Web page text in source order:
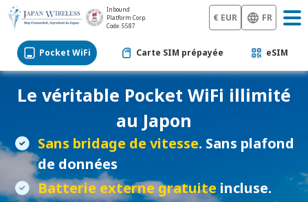
Inbound
Platform Corp.
Code: 5587
€ EUR FR
Pocket WiFi Carte SIM prépayée eSIM
Le véritable Pocket WiFi illimité
au Japon
Sans bridage de vitesse. Sans plafond
de données
Batterie externe gratuite incluse.